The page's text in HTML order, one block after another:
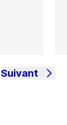
Suivant